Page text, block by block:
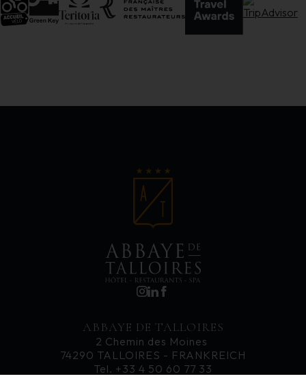
ABBAYE DE TALLOIRES
2 Chemin des Moines
74290 TALLOIRES - FRANKREICH
Tel. +33 4 50 60 77 33